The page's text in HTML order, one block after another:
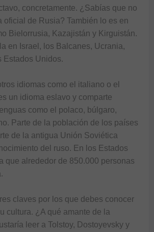
concretamente. ¿Sabías que no
oficial de Rusia? También lo es en
Bielorrusia, Kazajistán y Kirguistán.
en Israel, los Balcanes, Ucrania,
Estados Unidos.
idiomas como el italiano o el
un idioma eslavo y comparte
como el polaco, búlgaro,
Parte de la población de los países
de la antigua Unión Soviética
del ruso. En los Estados
que alrededor de 850.000 personas
claves por los que debes conocer
cultura. ¿A qué amante de la
leer a Tolstoy, Dostoyevsky y